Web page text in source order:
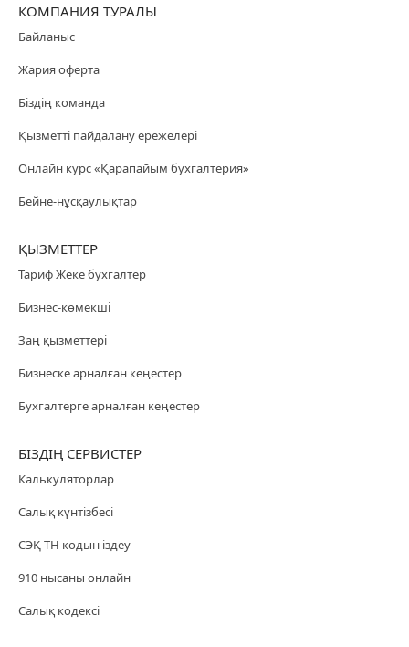
КОМПАНИЯ ТУРАЛЫ
Байланыс
Жария оферта
Біздің команда
Қызметті пайдалану ережелері
Онлайн курс «Қарапайым бухгалтерия»
Бейне-нұсқаулықтар
ҚЫЗМЕТТЕР
Тариф Жеке бухгалтер
Бизнес-көмекші
Заң қызметтері
Бизнеске арналған кеңестер
Бухгалтерге арналған кеңестер
БІЗДІҢ СЕРВИСТЕР
Калькуляторлар
Салық күнтізбесі
СЭҚ ТН кодын іздеу
910 нысаны онлайн
Салық кодексі